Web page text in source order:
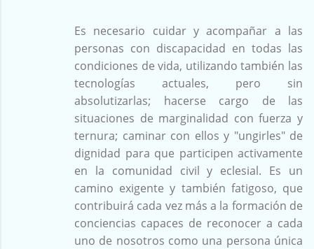
Es necesario cuidar y acompañar a las
personas con discapacidad en todas las
condiciones de vida, utilizando también las
tecnologías actuales, pero sin
absolutizarlas; hacerse cargo de las
situaciones de marginalidad con fuerza y
ternura; caminar con ellos y "ungirles" de
dignidad para que participen activamente
en la comunidad civil y eclesial. Es un
camino exigente y también fatigoso, que
contribuirá cada vez más a la formación de
conciencias capaces de reconocer a cada
uno de nosotros como una persona única